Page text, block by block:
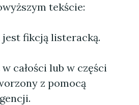
tekście:
fikcją listeracką.
całości lub w części
z pomocą